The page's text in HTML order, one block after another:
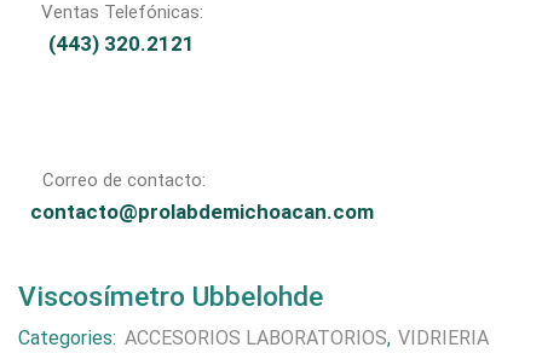
Ventas Telefónicas:
(443) 320.2121
Correo de contacto:
contacto@prolabdemichoacan.com
Viscosímetro Ubbelohde
Categories: ACCESORIOS LABORATORIOS, VIDRIERIA